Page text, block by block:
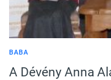
BABA
A Dévény Anna